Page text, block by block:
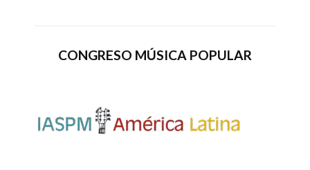
CONGRESO MÚSICA POPULAR